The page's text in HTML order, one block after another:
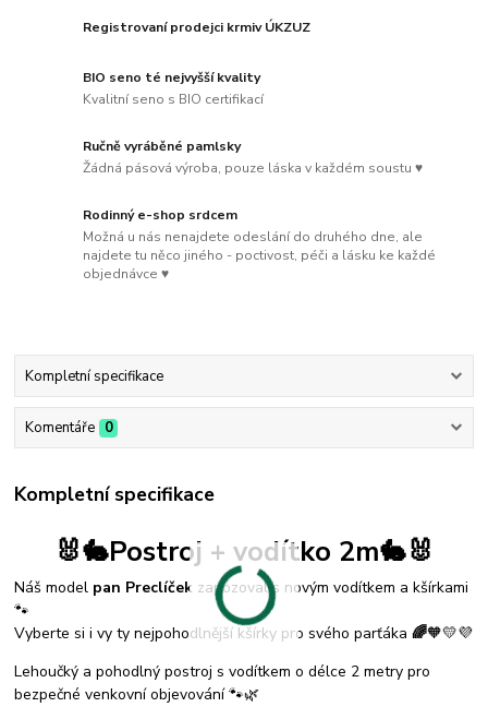
Registrovaní prodejci krmiv ÚKZUZ
BIO seno té nejvyšší kvality
Kvalitní seno s BIO certifikací
Ručně vyráběné pamlsky
Žádná pásová výroba, pouze láska v každém soustu ♥
Rodinný e-shop srdcem
Možná u nás nenajdete odeslání do druhého dne, ale
najdete tu něco jiného - poctivost, péči a lásku ke každé
objednávce ♥
Kompletní specifikace
Komentáře 0
Kompletní specifikace
🐰🐇Postroj + vodítko 2m🐇🐰
Náš model pan Preclíček zapózoval s novým vodítkem a kšírkami
🐾
Vyberte si i vy ty nejpohodlnější kšírky pro svého parťáka🌈🧡💛💜
Lehoučký a pohodlný postroj s vodítkem o délce 2 metry pro
bezpečné venkovní objevování 🐾🌿